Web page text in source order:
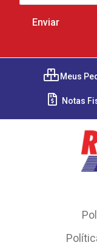
Meus
Notas